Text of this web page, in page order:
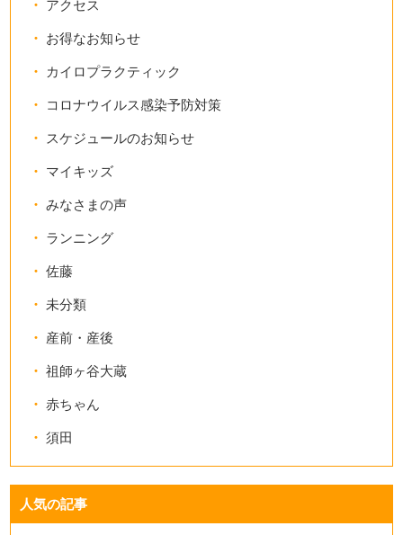
アクセス
お得なお知らせ
カイロプラクティック
コロナウイルス感染予防対策
スケジュールのお知らせ
マイキッズ
みなさまの声
ランニング
佐藤
未分類
産前・産後
祖師ヶ谷大蔵
赤ちゃん
須田
人気の記事